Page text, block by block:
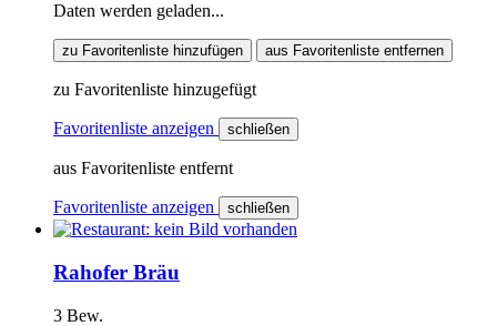
Daten werden geladen...
zu Favoritenliste hinzufügen aus Favoritenliste entfernen
zu Favoritenliste hinzugefügt
Favoritenliste anzeigen schließen
aus Favoritenliste entfernt
Favoritenliste anzeigen schließen
Rahofer Bräu
3 Bew.